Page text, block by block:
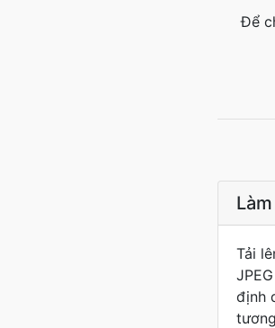
Để
Tải
định